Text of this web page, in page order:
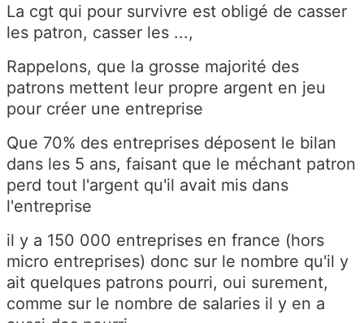
La cgt qui pour survivre est obligé de casser
les patron, casser les ...,
Rappelons, que la grosse majorité des
patrons mettent leur propre argent en jeu
pour créer une entreprise
Que 70% des entreprises déposent le bilan
dans les 5 ans, faisant que le méchant patron
perd tout l'argent qu'il avait mis dans
l'entreprise
il y a 150 000 entreprises en france (hors
micro entreprises) donc sur le nombre qu'il y
ait quelques patrons pourri, oui surement,
comme sur le nombre de salaries il y en a